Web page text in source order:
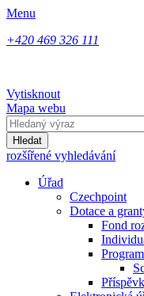
Menu
+420 469 326 111
Vytisknout
Mapa webu
Hledat
rozšířené vyhledávání
Úřad
Czechpoint
Dotace a
Fond